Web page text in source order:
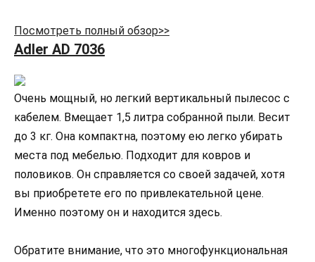
Посмотреть полный обзор>>
Adler AD 7036
Очень мощный, но легкий вертикальный пылесос с
кабелем. Вмещает 1,5 литра собранной пыли. Весит
до 3 кг. Она компактна, поэтому ею легко убирать
места под мебелью. Подходит для ковров и
половиков. Он справляется со своей задачей, хотя
вы приобретете его по привлекательной цене.
Именно поэтому он и находится здесь.
Обратите внимание, что это многофункциональная